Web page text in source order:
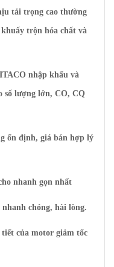
tải trọng cao thường
trộn hóa chất và
nhập khẩu và
số lượng lớn, CO, CQ
ổn định, giá bán hợp lý
nhanh gọn nhất
chóng, hài lòng.
của motor giảm tốc